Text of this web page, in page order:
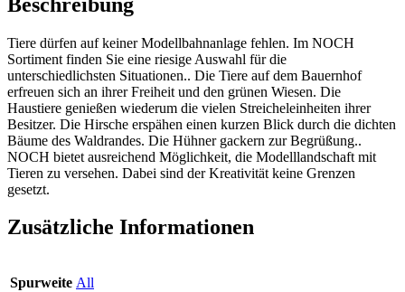
Tiere dürfen auf keiner Modellbahnanlage fehlen. Im NOCH
Sortiment finden Sie eine riesige Auswahl für die
unterschiedlichsten Situationen.. Die Tiere auf dem Bauernhof
erfreuen sich an ihrer Freiheit und den grünen Wiesen. Die
Haustiere genießen wiederum die vielen Streicheleinheiten ihrer
Besitzer. Die Hirsche erspähen einen kurzen Blick durch die dichten
Bäume des Waldrandes. Die Hühner gackern zur Begrüßung..
NOCH bietet ausreichend Möglichkeit, die Modelllandschaft mit
Tieren zu versehen. Dabei sind der Kreativität keine Grenzen
gesetzt.
Zusätzliche Informationen
Spurweite All